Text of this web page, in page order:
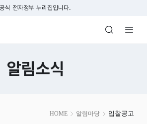
본문 바로가기
식 전자정부 누리집입니다.
신위원회 Korea Media
알림소식
HOME 알림마당 입찰공고